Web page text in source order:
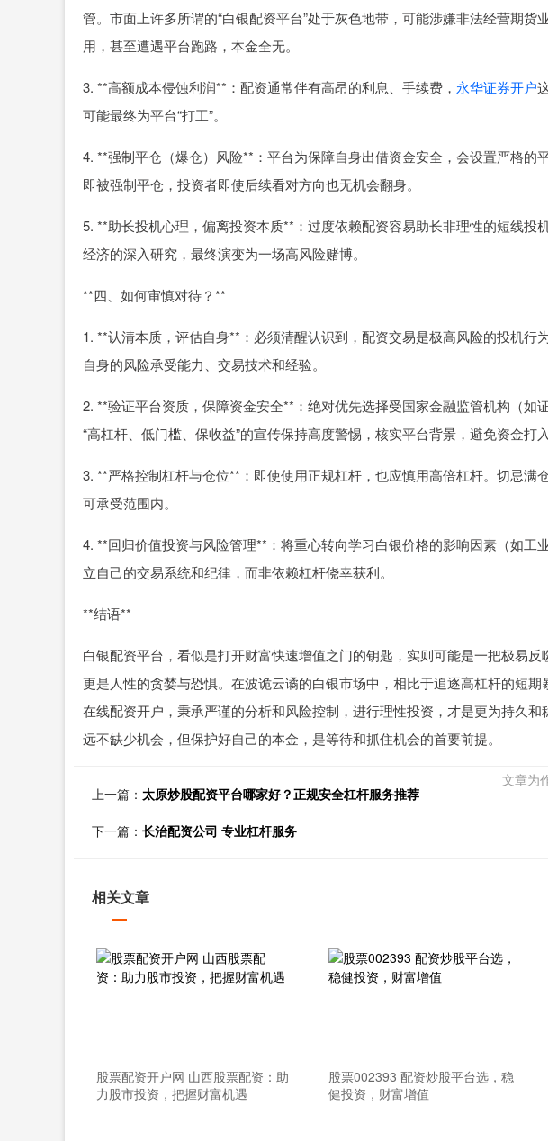
管。市面上许多所谓的“白银配资平台”处于灰色地带，可能涉嫌非法经营期货
用，甚至遭遇平台跑路，本金全无。
3. **高额成本侵蚀利润**：配资通常伴有高昂的利息、手续费， 永华证券开户
可能最终为平台“打工”。
4. **强制平仓（爆仓）风险**：平台为保障自身出借资金安全，会设置严格的
即被强制平仓，投资者即使后续看对方向也无机会翻身。
5. **助长投机心理，偏离投资本质**：过度依赖配资容易助长非理性的短线投
经济的深入研究，最终演变为一场高风险赌博。
**四、如何审慎对待？**
1. **认清本质，评估自身**：必须清醒认识到，配资交易是极高风险的投机行
自身的风险承受能力、交易技术和经验。
2. **验证平台资质，保障资金安全**：绝对优先选择受国家金融监管机构（如
“高杠杆、低门槛、保收益”的宣传保持高度警惕，核实平台背景，避免资金打入
3. **严格控制杠杆与仓位**：即使使用正规杠杆，也应慎用高倍杠杆。切忌满
可承受范围内。
4. **回归价值投资与风险管理**：将重心转向学习白银价格的影响因素（如工
立自己的交易系统和纪律，而非依赖杠杆侥幸获利。
**结语**
白银配资平台，看似是打开财富快速增值之门的钥匙，实则可能是一把极易反
更是人性的贪婪与恐惧。在波诡云谲的白银市场中，相比于追逐高杠杆的短
在线配资开户，秉承严谨的分析和风险控制，进行理性投资，才是更为持久
远不缺少机会，但保护好自己的本金，是等待和抓住机会的首要前提。
文章为
上一篇： 太原炒股配资平台哪家好？正规安全杠杆服务推荐
下一篇： 长治配资公司 专业杠杆服务
相关文章
股票配资开户网 山西股票配资：助
力股市投资，把握财富机遇
股票002393 配资炒股平台选，稳
健投资，财富增值